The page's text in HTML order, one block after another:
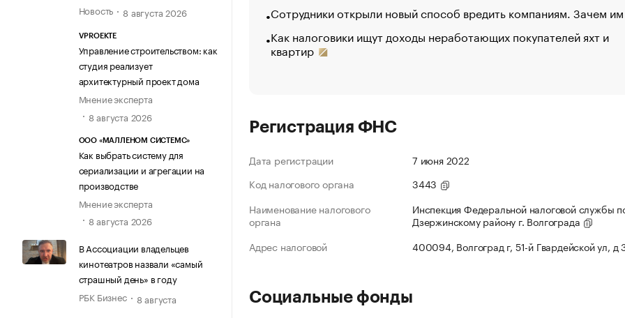
Новость
8 августа 2026
VPROEKTE
Управление строительством: как
студия реализует
архитектурный проект дома
Мнение эксперта
8 августа 2026
ООО «МАЛЛЕНОМ СИСТЕМС»
Как выбрать систему для
сериализации и агрегации на
производстве
Мнение эксперта
8 августа 2026
В Ассоциации владельцев
кинотеатров назвали «самый
страшный день» в году
РБК Бизнес
8 августа
Сотрудники открыли новый способ вредить компаниям. Зачем
Как налоговики ищут доходы неработающих покупателей яхт и
квартир
Регистрация ФНС
Дата регистрации
7 июня 2022
Код налогового органа
3443
Наименование налогового
органа
Инспекция Федеральной налоговой службы
Дзержинскому району г. Волгограда
Адрес налоговой
400094, Волгоград г, 51-й Гвардейской ул, д
Социальные фонды